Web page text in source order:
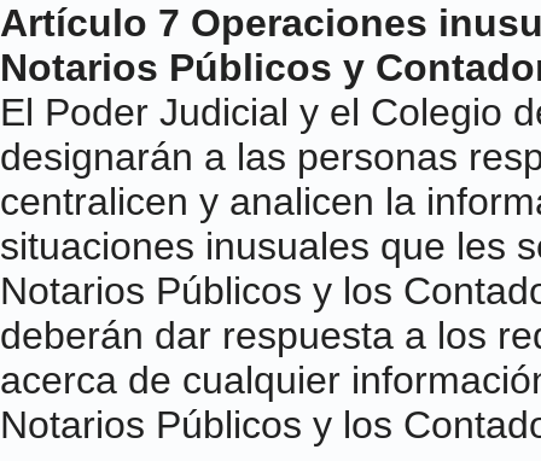
Artículo 7 Operaciones
Notarios Públicos y
El Poder Judicial y el Colegio
designarán a las personas
centralicen y analicen la
situaciones inusuales que les
Notarios Públicos y los
deberán dar respuesta a los
acerca de cualquier
Notarios Públicos y los